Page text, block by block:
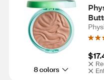
8 colors